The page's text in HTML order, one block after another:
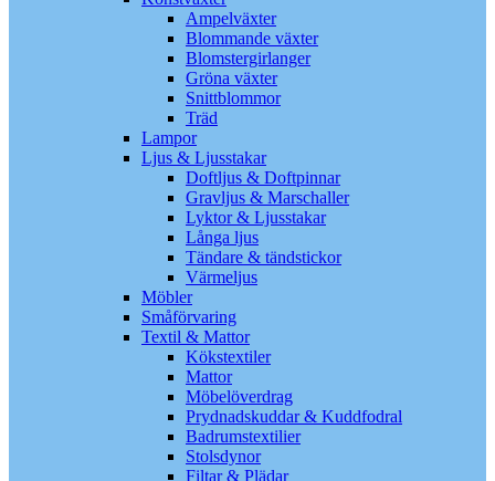
Ampelväxter
Blommande växter
Blomstergirlanger
Gröna växter
Snittblommor
Träd
Lampor
Ljus & Ljusstakar
Doftljus & Doftpinnar
Gravljus & Marschaller
Lyktor & Ljusstakar
Långa ljus
Tändare & tändstickor
Värmeljus
Möbler
Småförvaring
Textil & Mattor
Kökstextiler
Mattor
Möbelöverdrag
Prydnadskuddar & Kuddfodral
Badrumstextilier
Stolsdynor
Filtar & Plädar